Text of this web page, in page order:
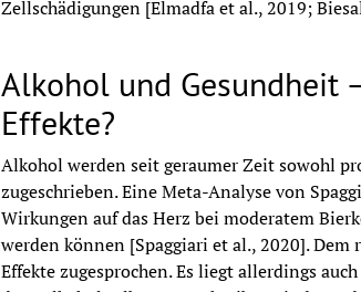
Zellschädigungen [Elmadfa et al., 2019;
Alkohol und Gesundheit
Effekte?
Alkohol werden seit geraumer Zeit sowohl
zugeschrieben. Eine Meta-Analyse von
Wirkungen auf das Herz bei moderatem
werden können [Spaggiari et al., 2020].
Effekte zugesprochen. Es liegt allerdings